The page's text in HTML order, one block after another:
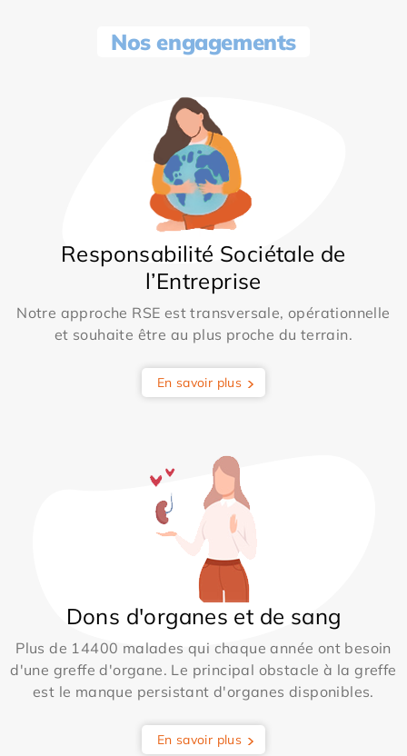
Nos engagements
Responsabilité Sociétale de
l’Entreprise
Notre approche RSE est transversale, opérationnelle
et souhaite être au plus proche du terrain.
En savoir plus
Dons d'organes et de sang
Plus de 14400 malades qui chaque année ont besoin
d'une greffe d'organe. Le principal obstacle à la greffe
est le manque persistant d'organes disponibles.
En savoir plus